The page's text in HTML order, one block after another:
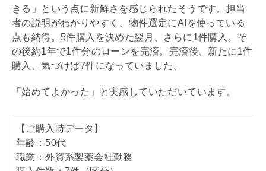
きる」という点に新鮮さを感じられたそうです。担当
者の説明がわかりやすく、物件選定にAIを使っている
点も納得。5件購入を決めた翌月、さらに1件購入。そ
の後約1年で1件分のローンを完済。完済後、新たに1件
購入、気づけば7件になっていました。
「始めてよかった」と実感していただいています。
【ご購入時データ】
年齢：50代
職業：外資系製薬会社勤務